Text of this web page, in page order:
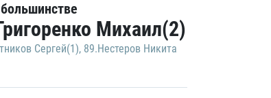
Михаил(2)
Сергей(1), 89.Нестеров Никита